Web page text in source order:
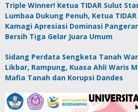
Triple Winner! Ketua TIDAR Sulut
Lumbaa Dukung Penuh, Ketua
Kamagi Apresiasi Dominasi Pangeran
Bersih Tiga Gelar Juara Umum
Sidang Perdata Sengketa Tanah
Likbar, Rampung, Kuasa Ahli Waris
Mafia Tanah dan Korupsi Dandes